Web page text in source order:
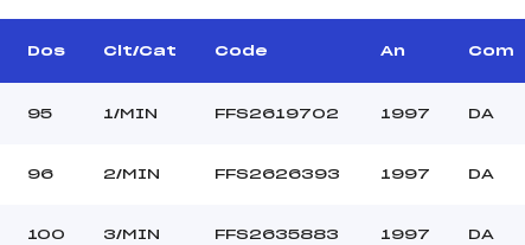
VALETTE WILFRID (DA)
MONDON PATRICK (DA)
Distance :
Point Haut :
–
Dos Clt/Cat Code An Com
95 1/MIN FFS2619702 1997 DA
96 2/MIN FFS2626393 1997 DA
100 3/MIN FFS2635883 1997 DA